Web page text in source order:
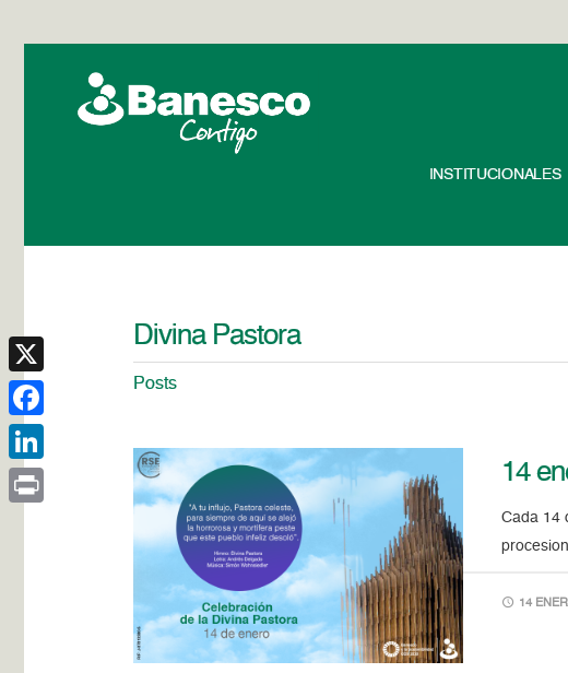
INSTITUCIONALES
Divina Pastora
Posts
14
Cada 14
14
X
Facebook
LinkedIn